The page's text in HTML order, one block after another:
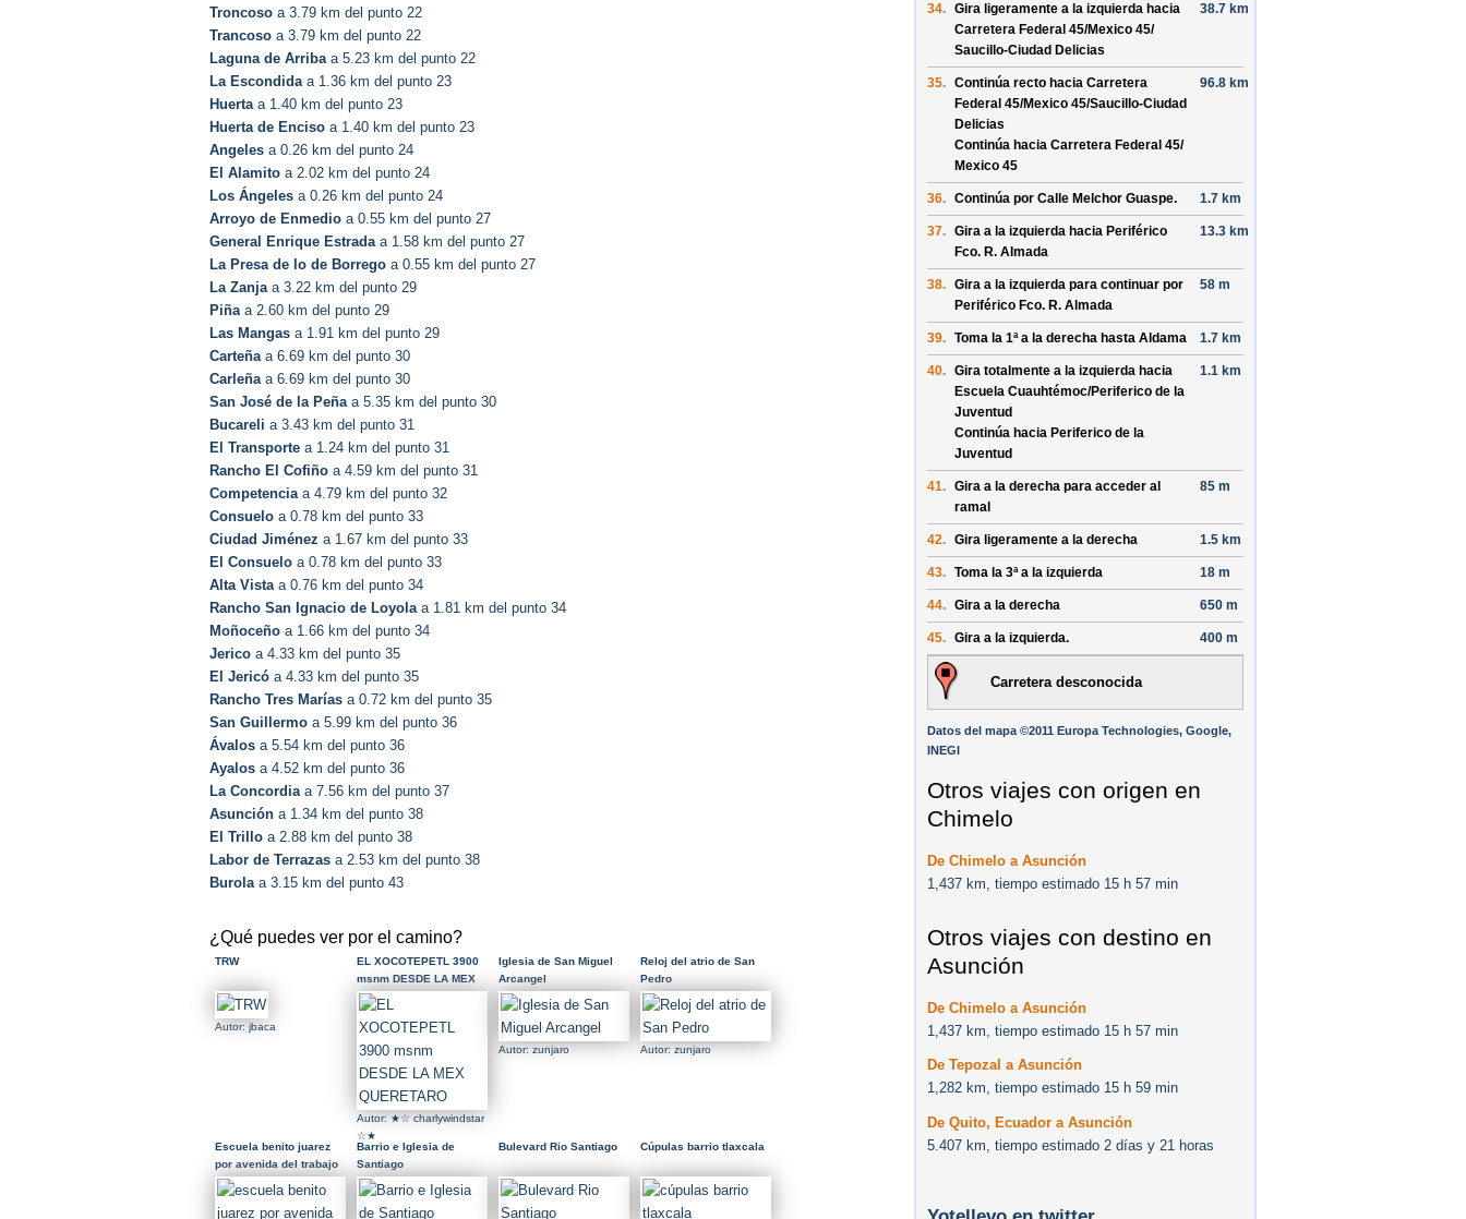
Troncoso a 3.79 km del punto 22
Trancoso a 3.79 km del punto 22
Laguna de Arribaa 5.23 km del punto 22
La Escondidaa 1.36 km del punto 23
Huertaa 1.40 km del punto 23
Huerta de Enciso a 1.40 km del punto 23
Angeles a 0.26 km del punto 24
El Alamito a 2.02 km del punto 24
Los Ángeles a 0.26 km del punto 24
Arroyo de Enmedio a 0.55 km del punto 27
General Enrique Estradaa 1.58 km del punto 27
La Presa de lo de Borrego a 0.55 km del punto 27
La Zanjaa 3.22 km del punto 29
Piñaa 2.60 km del punto 29
Las Mangas a 1.91 km del punto 29
Carteñaa 6.69 km del punto 30
Carleñaa 6.69 km del punto 30
San José de la Peñaa 5.35 km del punto 30
Bucareli a 3.43 km del punto 31
El Transporte a 1.24 km del punto 31
Rancho El Cofiño a 4.59 km del punto 31
Competenciaa 4.79 km del punto 32
Consuelo a 0.78 km del punto 33
Ciudad Jiménez a 1.67 km del punto 33
El Consuelo a 0.78 km del punto 33
Alta Vistaa 0.76 km del punto 34
Rancho San Ignacio de Loyolaa 1.81 km del punto 34
Moñoceño a 1.66 km del punto 34
Jerico a 4.33 km del punto 35
El Jericó a 4.33 km del punto 35
Rancho Tres Marías a 0.72 km del punto 35
San Guillermo a 5.99 km del punto 36
Ávalos a 5.54 km del punto 36
Ayalos a 4.52 km del punto 36
La Concordiaa 7.56 km del punto 37
Asunción a 1.34 km del punto 38
El Trillo a 2.88 km del punto 38
Labor de Terrazas a 2.53 km del punto 38
Burolaa 3.15 km del punto 43
¿Qué puedes ver por el camino?
TRW
Autor: jbaca
EL XOCOTEPETL 3900
msnm DESDE LA MEX
QUERETARO
Autor: ★☆ charlywindstar
☆★
Iglesia de San Miguel
Arcangel
Autor: zunjaro
Reloj del atrio de San
Pedro
Autor: zunjaro
Escuela benito juarez
por avenida del trabajo
Barrio e Iglesia de
Santiago
Bulevard Rio Santiago Cúpulas barrio tlaxcala
34. Gira ligeramente a la izquierda hacia
Carretera Federal 45/Mexico 45/
Saucillo-Ciudad Delicias
38.7 km
35. Continúa recto hacia Carretera
Federal 45/Mexico 45/Saucillo-Ciudad
Delicias
Continúa hacia Carretera Federal 45/
Mexico 45
96.8 km
36. Continúa por Calle Melchor Guaspe. 1.7 km
37. Gira a la izquierda hacia Periférico
Fco. R. Almada
13.3 km
38. Gira a la izquierda para continuar por
Periférico Fco. R. Almada
58 m
39. Toma la 1ª a la derecha hasta Aldama 1.7 km
40. Gira totalmente a la izquierda hacia
Escuela Cuauhtémoc/Periferico de la
Juventud
Continúa hacia Periferico de la
Juventud
1.1 km
41. Gira a la derecha para acceder al
ramal
85 m
42. Gira ligeramente a la derecha 1.5 km
43. Toma la 3ª a la izquierda 18 m
44. Gira a la derecha 650 m
45. Gira a la izquierda. 400 m
Carretera desconocida
Datos del mapa ©2011 Europa Technologies, Google,
INEGI
Otros viajes con origen en
Chimelo
De Chimelo a Asunción
1,437 km, tiempo estimado 15 h 57 min
Otros viajes con destino en
Asunción
De Chimelo a Asunción
1,437 km, tiempo estimado 15 h 57 min
De Tepozal a Asunción
1,282 km, tiempo estimado 15 h 59 min
De Quito, Ecuador a Asunción
5.407 km, tiempo estimado 2 días y 21 horas